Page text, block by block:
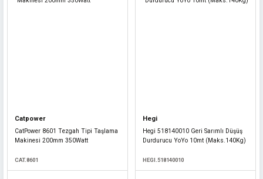
450,00 TL
Catpower
CatPower 8601 Tezgah Tipi Taşlama
Makinesi 200mm 350Watt
CAT.8601
Hegi
Hegi 518140010 Geri Sarımlı Düşüş
Durdurucu YoYo 10mt (Maks.140Kg)
HEGI.518140010